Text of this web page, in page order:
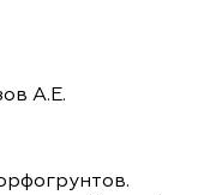
А.Е.